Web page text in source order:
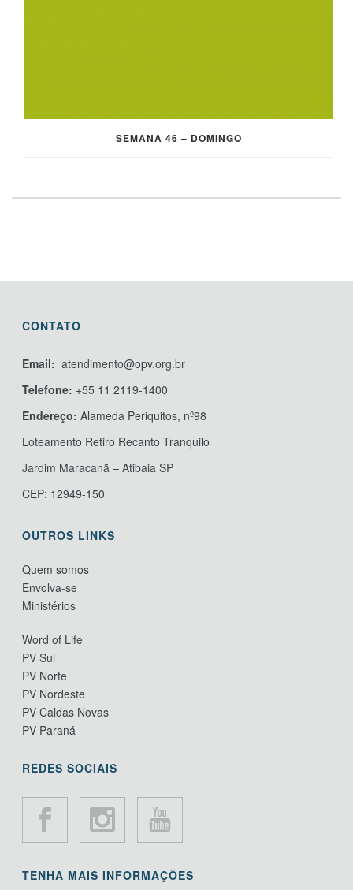
SEMANA 46 – DOMINGO
CONTATO
Email: atendimento@opv.org.br
Telefone: +55 11 2119-1400
Endereço:Alameda Periquitos, nº98
Loteamento Retiro Recanto Tranquilo
Jardim Maracanã – Atibaia SP
CEP: 12949-150
OUTROS LINKS
Quem somos
Envolva-se
Ministérios
Word of Life
PV Sul
PV Norte
PV Nordeste
PV Caldas Novas
PV Paraná
REDES SOCIAIS
TENHA MAIS INFORMAÇÕES